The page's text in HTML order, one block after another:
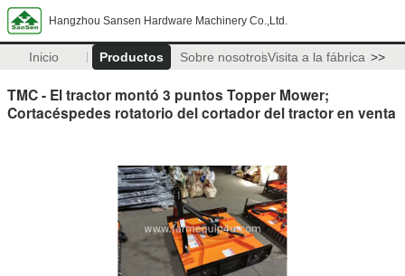
Hangzhou Sansen Hardware Machinery Co.,Ltd.
Inicio Productos Sobre nosotrosVisita a la fábrica >>
TMC - El tractor montó 3 puntos Topper Mower;
Cortacéspedes rotatorio del cortador del tractor en venta